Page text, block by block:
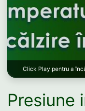
Click Play pentru a
Presiune